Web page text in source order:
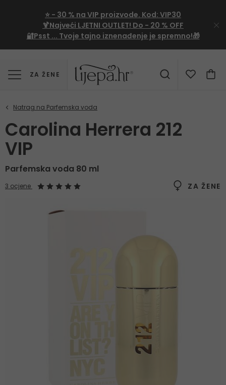
⭐ - 30 % na VIP proizvode. Kod: VIP30
🍹Najveći LJETNI OUTLET! Do - 20 % OFF
🔐Psst ... Tvoje tajno iznenađenje je spremno!🎁
ZA ŽENE
Carolina Herrera 212
VIP
Parfemska voda 80 ml
ZA ŽENE
3 ocjene